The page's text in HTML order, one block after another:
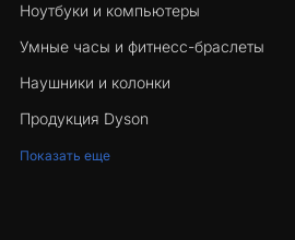
Ноутбуки и компьютеры
Умные часы и фитнесс-браслеты
Наушники и колонки
Продукция Dyson
Показать еще